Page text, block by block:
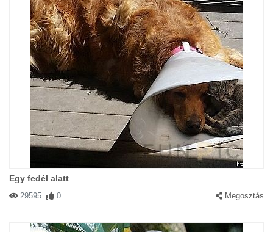
Egy fedél alatt
29595 0 Megosztás